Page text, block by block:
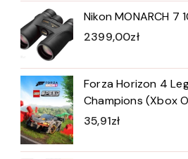
Nikon MONARCH 7
2399,00zł
Forza Horizon 4
Champions (Xbox
35,91zł